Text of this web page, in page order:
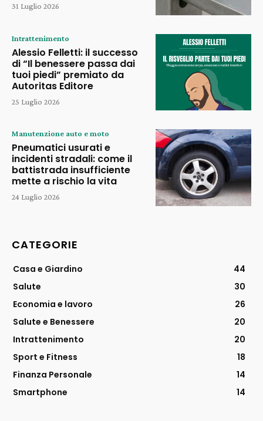
31 Luglio 2026
Intrattenimento
Alessio Felletti: il successo
di “Il benessere passa dai
tuoi piedi” premiato da
Autoritas Editore
25 Luglio 2026
Manutenzione auto e moto
Pneumatici usurati e
incidenti stradali: come il
battistrada insufficiente
mette a rischio la vita
24 Luglio 2026
CATEGORIE
Casa e Giardino
44
Salute
30
Economia e lavoro
26
Salute e Benessere
20
Intrattenimento
20
Sport e Fitness
18
Finanza Personale
14
Smartphone
14